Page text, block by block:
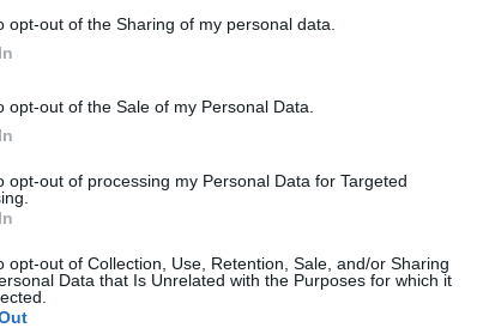
opt-out of the Sharing of my personal data.
opt-out of the Sale of my Personal Data.
opt-out of processing my Personal Data for Targeted
opt-out of Collection, Use, Retention, Sale, and/or Sharing
Data that Is Unrelated with the Purposes for which it
difúzneho žiarenia.
vody v Želiezovciach je rovnako dôležitý ako
eliminoval vypustenie tisícok ton emisií oxidu
fosílnych palív. „Väznica vďaka slnku ušetrila
vyprodukovalo menšie mesto. To je skutočná
v takejto životnosti neponúkne,“ dodáva T. Jančařík.
a verejných budov opäť vracia pozornosť k veľkým
teplo s minimálnymi prevádzkovými nákladmi.